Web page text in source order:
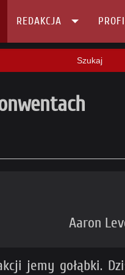
REDAKCJA
Szukaj
Aaron
jemy gołąbki.